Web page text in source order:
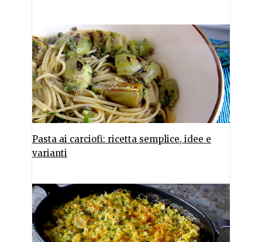
Pasta ai carciofi: ricetta semplice, idee e
varianti